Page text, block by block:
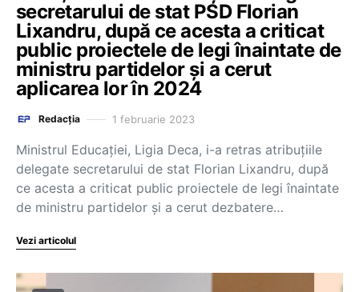
secretarului de stat PSD Florian
Lixandru, după ce acesta a criticat
public proiectele de legi înaintate de
ministru partidelor și a cerut
aplicarea lor în 2024
Redacția 1 februarie 2023
Ministrul Educației, Ligia Deca, i-a retras atribuțiile
delegate secretarului de stat Florian Lixandru, după
ce acesta a criticat public proiectele de legi înaintate
de ministru partidelor și a cerut dezbatere…
Vezi articolul